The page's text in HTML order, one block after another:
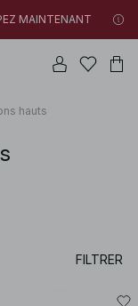
MAINTENANT
MAINTENANT
hauts
FILTRER